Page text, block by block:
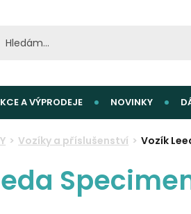
A VÝPRODEJE NOVINKY
Vozíky a příslušenství Vozík